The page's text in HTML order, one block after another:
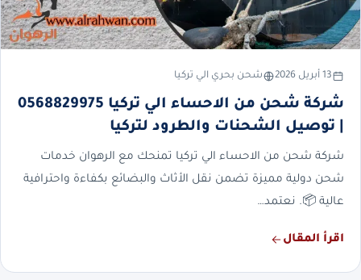
13 أبريل 2026 شحن بحري الي تركيا
شركة شحن من الاحساء الي تركيا 0568829975
| توصيل الشحنات والطرود لتركيا
شركة شحن من الاحساء الي تركيا تمنحك مع الرهوان خدمات
شحن دولية مميزة تضمن نقل الأثاث والبضائع بكفاءة واحترافية
عالية 📦. نعتمد…
اقرأ المقال